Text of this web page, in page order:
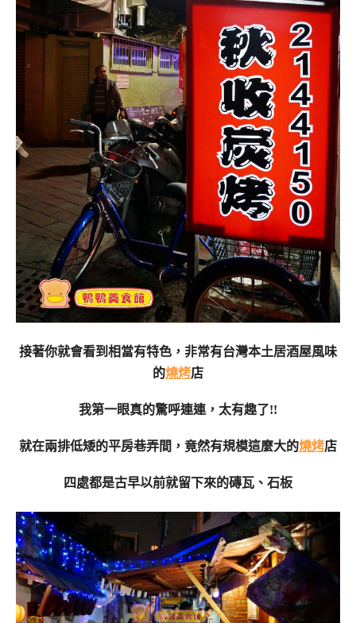
接著你就會看到相當有特色，非常有台灣本土居酒屋風味
的燒烤店
我第一眼真的驚呼連連，太有趣了!!
就在兩排低矮的平房巷弄間，竟然有規模這麼大的燒烤店
四處都是古早以前就留下來的磚瓦、石板